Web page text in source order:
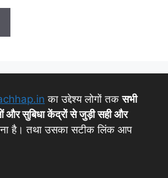
का उद्देश्य लोगों तकसभी
और सुबिधा केंद्रों से जुड़ी सही और
है। तथा उसका सटीक लिंक आप